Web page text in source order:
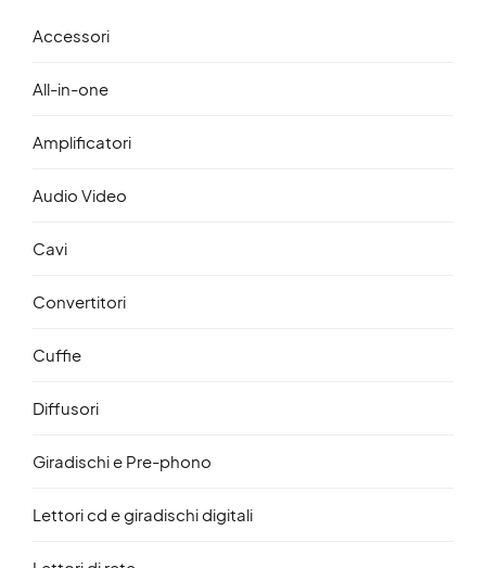
Accessori
All-in-one
Amplificatori
Audio Video
Cavi
Convertitori
Cuffie
Diffusori
Giradischi e Pre-phono
Lettori cd e giradischi digitali